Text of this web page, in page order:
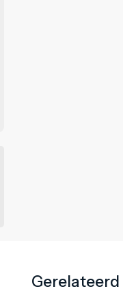
Gerelateerd